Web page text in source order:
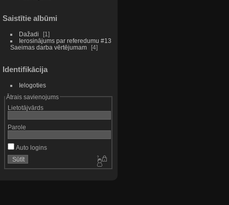
Saistītie albūmi
Dažadi
1
Ierosinājums par referedumu #13
Saeimas darba vērtējumam
4
Identifikācija
Ielogoties
Ātrais savienojums
Lietotājvārds
Parole
Auto logins